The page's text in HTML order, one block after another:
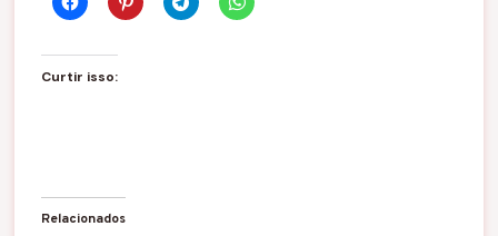
Curtir isso:
Relacionados